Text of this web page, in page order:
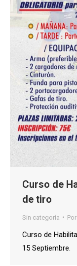
Curso de
de tiro
Sin categoría Por
Curso de
15 Septiembre.